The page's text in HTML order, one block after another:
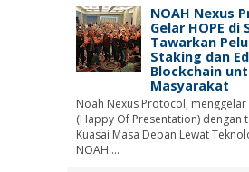
NOAH Nexus
Gelar HOPE di
Tawarkan
Staking dan
Blockchain
Masyarakat
Noah Nexus Protocol, menggelar
(Happy Of Presentation) dengan
Kuasai Masa Depan Lewat
NOAH ...